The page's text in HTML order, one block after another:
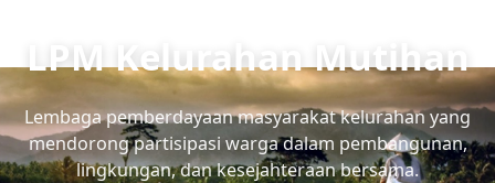
LPM Kelurahan Mutihan
Lembaga pemberdayaan masyarakat kelurahan yang
mendorong partisipasi warga dalam pembangunan,
lingkungan, dan kesejahteraan bersama.